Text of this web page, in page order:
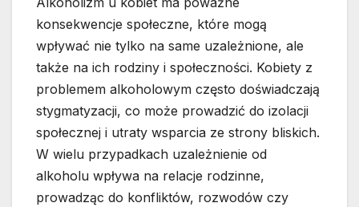
konsekwencje społeczne, które mogą
wpływać nie tylko na same uzależnione, ale
także na ich rodziny i społeczności. Kobiety z
problemem alkoholowym często doświadczają
stygmatyzacji, co może prowadzić do izolacji
społecznej i utraty wsparcia ze strony bliskich.
W wielu przypadkach uzależnienie od
alkoholu wpływa na relacje rodzinne,
prowadząc do konfliktów, rozwodów czy